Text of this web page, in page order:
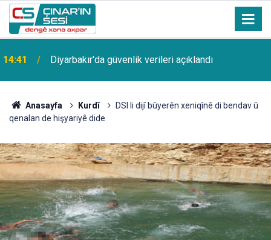
14:41 Diyarbakır'da güvenlik verileri açıklandı
Anasayfa Kurdî
DSI li dijî bûyerên xeniqînê di bendav û
qenalan de hişyariyê dide